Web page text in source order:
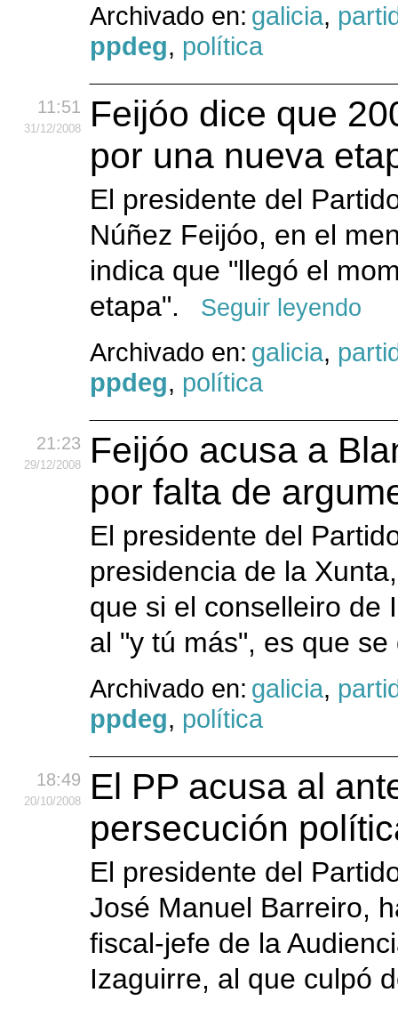
Archivado en: galicia,
ppdeg, política
11:51
31/12/2008
Feijóo dice que
por una nueva
El presidente del
Núñez Feijóo, en el
indica que "llegó el
etapa".
Seguir leyendo
Archivado en: galicia,
ppdeg, política
21:23
29/12/2008
Feijóo acusa a
por falta de
El presidente del
presidencia de la
que si el conselleiro de
al "y tú más", es que
Archivado en: galicia,
ppdeg, política
18:49
20/10/2008
El PP acusa al
persecución
El presidente del
José Manuel Barreiro,
fiscal-jefe de la
Izaguirre, al que culpó